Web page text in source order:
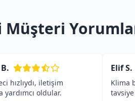
Müşteri
hızlıydı, iletişim
yardımcı oldular.
Elif S.
Klima